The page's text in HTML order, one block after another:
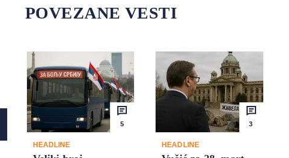
POVEZANE VESTI
5
HEADLINE
3
HEADLINE